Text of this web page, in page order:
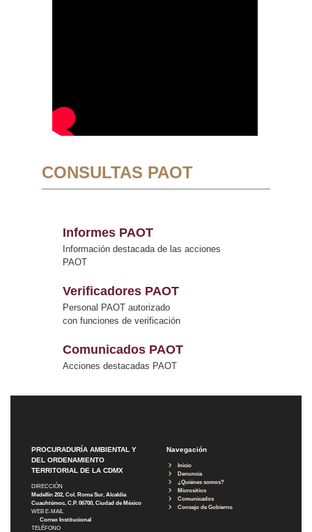
CONSULTAS PAOT
Informes PAOT
Información destacada de las acciones
PAOT
Verificadores PAOT
Personal PAOT autorizado
con funciones de verificación
Comunicados PAOT
Acciones destacadas PAOT
PROCURADURÍA AMBIENTAL Y
DEL ORDENAMIENTO
TERRITORIAL DE LA CDMX
DIRECCIÓN
Medellín 202, Col. Roma Sur, Alcaldía
Cuauhtémoc, C.P. 06700, Ciudad de México
WEB E-MAIL
Correo Institucional
TELÉFONO
Navegación
Inicio
Denuncia
¿Quiénes somos?
Micrositios
Comunicados
Consejo de Gobierno